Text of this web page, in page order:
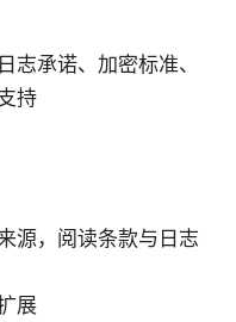
志承诺、加密标准、
持
源，阅读条款与日志
展